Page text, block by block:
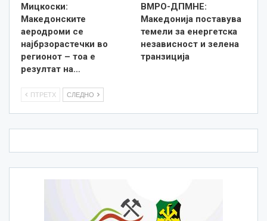
Мицкоски:
Македонските
аеродроми се
најбрзорастечки во
регионот – тоа е
резултат на…
ВМРО-ДПМНЕ:
Македонија поставува
темели за енергетска
независност и зелена
транзиција
ПТРЕТХ СЛЕДНО